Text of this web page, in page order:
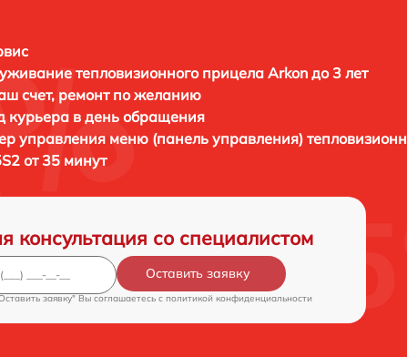
тепловизионного прицела Arkon до 3 лет
счет, ремонт по желанию
курьера в день обращения
управления меню (панель управления)
от 35 минут
консультация со специалистом
Оставить заявку
заявку" Вы соглашаетесь c политикой конфиденциальности